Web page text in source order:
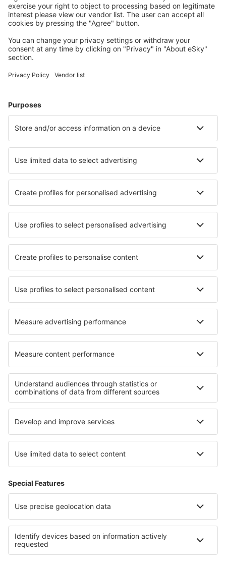
Ubytování dle vašeho gusta
Vyberte si z více než 1.3 milionu zařízení: hotelů,
Uživateli eSky nejčastěji hledané ubytování
Ubytování in Zandvoort Ubytování in Hague
Ubytování in Callantsoog Ubytování in De Cocksdorp
Ubytování in Onstwedde Ubytování in Breda
Nejlepší ubytování - města
Ubytování in Omastranda Ubytování in Elton
Ubytování in Crmosnjice Ubytování in Treherne
Ubytování in Bossico Ubytování in Pankovka
Ubytování in Youghal Ubytování in Richfield
Nejlepší ubytování - regiony
Ubytování v Nizozemsku
Ubytování in Mariapfarr -Mauterndorf Ubytování v Ruse
Ubytování ve Fernando de Noronha
Ubytování v Saalbach-Hinterglemmu